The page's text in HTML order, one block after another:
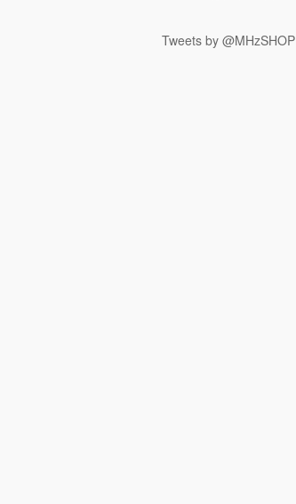
Tweets by @MHzSHOP